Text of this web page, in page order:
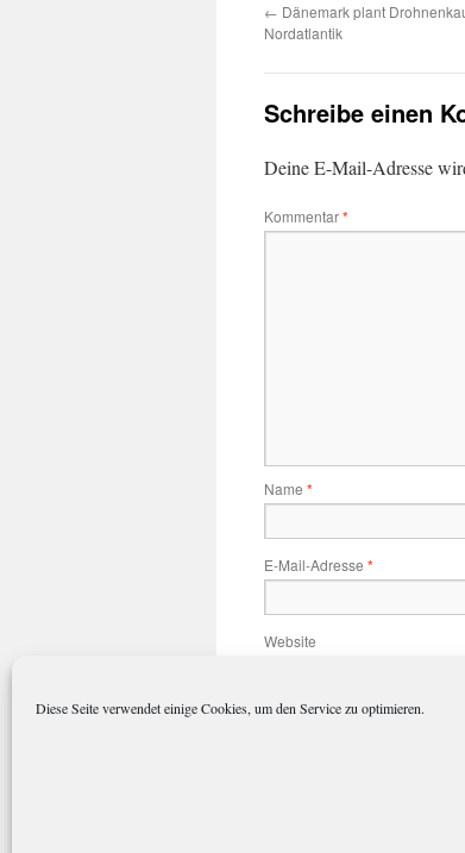
Diese Seite verwendet einige Cookies, um den Service zu optimieren.
← Dänemark plant
Nordatlantik
Schreibe einen
Deine E-Mail-Adresse
Kommentar*
Name *
E-Mail-Adresse *
Website
Name, E-Mail-Adresse